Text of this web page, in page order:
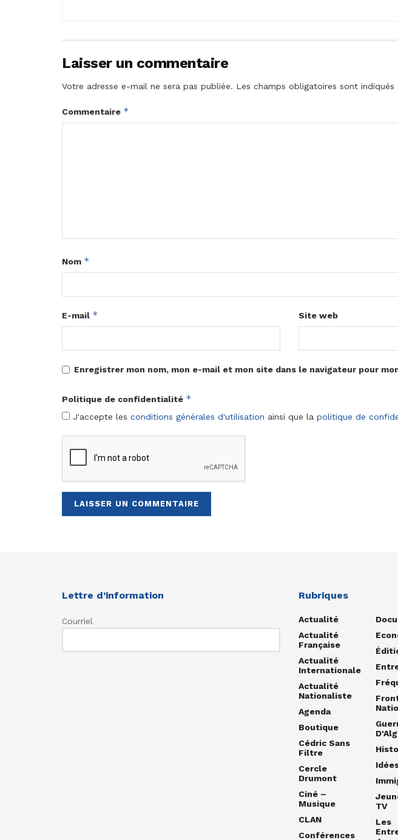
Laisser un commentaire
Votre adresse e-mail ne sera pas publiée. Les champs obligatoires sont indiqués
Commentaire *
Nom *
E-mail * Site web
Enregistrer mon nom, mon e-mail et mon site dans le navigateur pour
Politique de confidentialité *
J'accepte les conditions générales d'utilisation ainsi que la politique de
Lettre d’information
Courriel
Rubriques
Actualité
Actualité
Française
Actualité
Internationale
Actualité
Nationaliste
Agenda
Boutique
Cédric Sans
Filtre
Cercle
Drumont
Ciné –
Musique
CLAN
Conférences
TV
Les